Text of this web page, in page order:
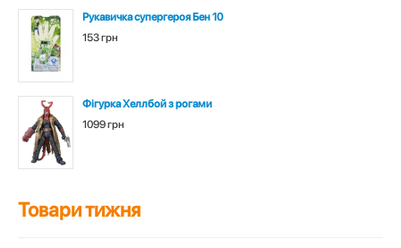
Рукавичка супергероя Бен 10
153 грн
Фігурка Хеллбой з рогами
1099 грн
Товари тижня